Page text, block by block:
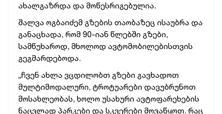
ახალგაზრდა და მოწესრიგებულია.
შალვა ოგბაიძემ გზების თაობაზეც ისაუბრა და
განაცხადა, რომ 90-იან წლებში გზები,
სამწუხაროდ, მხოლოდ ავტომობილებისთვის
გეგმარდებოდა.
„ჩვენ ახლა ვცდილობთ გზები გავხადოთ
მულტიმოდალური, ტროტუარები დავუბრუნოთ
მოსახლეობას, ხოლო უსახური ავტოფარეხების
ნაცვლად პარკები და სკვერები მოვაწყოთ. რაც